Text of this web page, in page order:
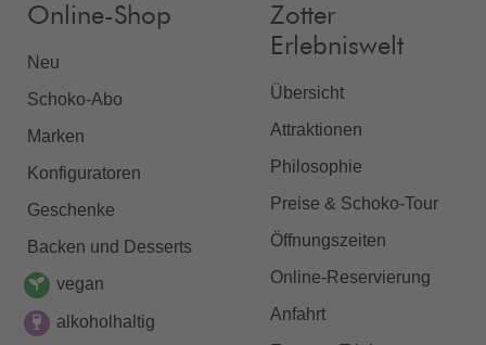
Online-Shop
Neu
Schoko-Abo
Marken
Konfiguratoren
Geschenke
Backen und Desserts
vegan
alkoholhaltig
Zotter
Erlebniswelt
Übersicht
Attraktionen
Philosophie
Preise & Schoko-Tour
Öffnungszeiten
Online-Reservierung
Anfahrt